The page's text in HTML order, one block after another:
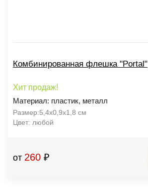
Комбинированная флешка "Portal"
Хит продаж!
Материал: пластик, металл
Размер:5,4х0,9х1,8 см
Цвет: любой
от 260 ₽